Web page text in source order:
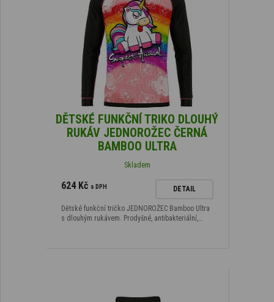
DĚTSKÉ FUNKČNÍ TRIKO DLOUHÝ
RUKÁV JEDNOROŽEC ČERNÁ
BAMBOO ULTRA
Skladem
624 Kč s DPH DETAIL
Dětské funkční tričko JEDNOROŽEC Bamboo Ultra
s dlouhým rukávem. Prodyšné, antibakteriální,…